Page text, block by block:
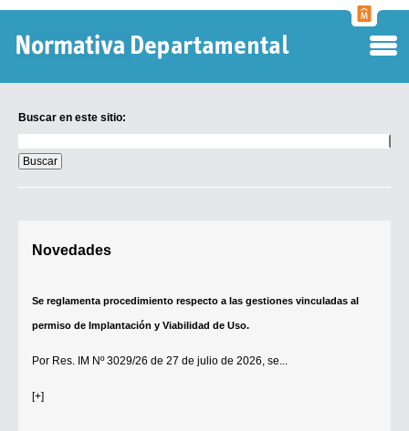
Buscar en este sitio:
en
este
sitio:
Novedades
Se reglamenta procedimiento respecto a las gestiones vinculadas al
permiso de Implantación y Viabilidad de Uso.
Por Res. IM Nº 3029/26 de 27 de julio de 2026, se...
[+]